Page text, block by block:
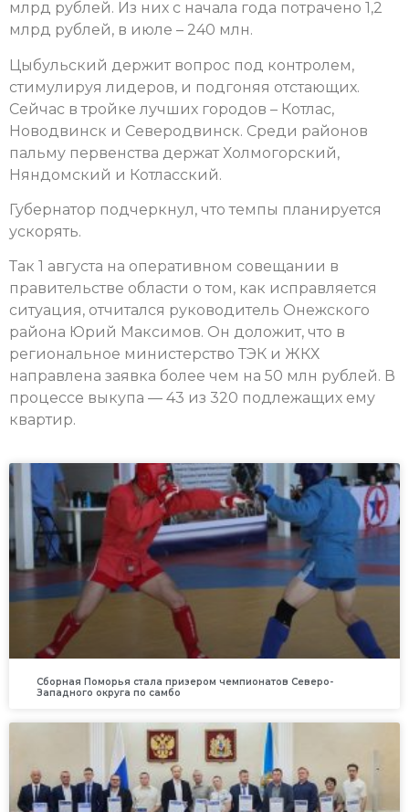
млрд рублей. Из них с начала года потрачено 1,2
млрд рублей, в июле – 240 млн.
Цыбульский держит вопрос под контролем,
стимулируя лидеров, и подгоняя отстающих.
Сейчас в тройке лучших городов – Котлас,
Новодвинск и Северодвинск. Среди районов
пальму первенства держат Холмогорский,
Няндомский и Котласский.
Губернатор подчеркнул, что темпы планируется
ускорять.
Так 1 августа на оперативном совещании в
правительстве области о том, как исправляется
ситуация, отчитался руководитель Онежского
района Юрий Максимов. Он доложит, что в
региональное министерство ТЭК и ЖКХ
направлена заявка более чем на 50 млн рублей. В
процессе выкупа — 43 из 320 подлежащих ему
квартир.
Сборная Поморья стала призером чемпионатов Северо-
Западного округа по самбо